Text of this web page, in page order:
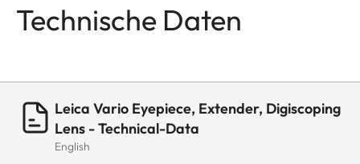
Technische Daten
Leica Vario Eyepiece, Extender, Digiscoping
Lens - Technical-Data
English